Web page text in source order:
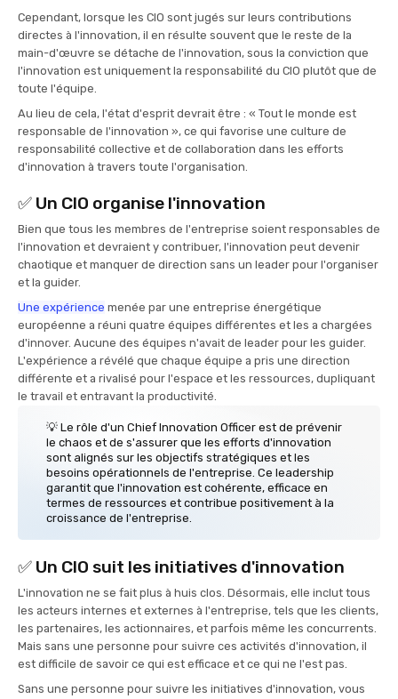
Cependant, lorsque les CIO sont jugés sur leurs contributions
directes à l'innovation, il en résulte souvent que le reste de la
main-d'œuvre se détache de l'innovation, sous la conviction que
l'innovation est uniquement la responsabilité du CIO plutôt que de
toute l'équipe.
Au lieu de cela, l'état d'esprit devrait être : « Tout le monde est
responsable de l'innovation », ce qui favorise une culture de
responsabilité collective et de collaboration dans les efforts
d'innovation à travers toute l'organisation.
✅ Un CIO organise l'innovation
Bien que tous les membres de l'entreprise soient responsables de
l'innovation et devraient y contribuer, l'innovation peut devenir
chaotique et manquer de direction sans un leader pour l'organiser
et la guider.
Une expérience menée par une entreprise énergétique
européenne a réuni quatre équipes différentes et les a chargées
d'innover. Aucune des équipes n'avait de leader pour les guider.
L'expérience a révélé que chaque équipe a pris une direction
différente et a rivalisé pour l'espace et les ressources, dupliquant
le travail et entravant la productivité.
💡 Le rôle d'un Chief Innovation Officer est de prévenir
le chaos et de s'assurer que les efforts d'innovation
sont alignés sur les objectifs stratégiques et les
besoins opérationnels de l'entreprise. Ce leadership
garantit que l'innovation est cohérente, efficace en
termes de ressources et contribue positivement à la
croissance de l'entreprise.
✅ Un CIO suit les initiatives d'innovation
L'innovation ne se fait plus à huis clos. Désormais, elle inclut tous
les acteurs internes et externes à l'entreprise, tels que les clients,
les partenaires, les actionnaires, et parfois même les concurrents.
Mais sans une personne pour suivre ces activités d'innovation, il
est difficile de savoir ce qui est efficace et ce qui ne l'est pas.
Sans une personne pour suivre les initiatives d'innovation, vous